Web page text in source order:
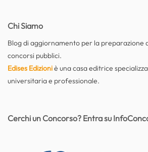
Chi Siamo
Blog di aggiornamento per la preparazione
concorsi pubblici.
Edises Edizioniè una casa editrice
universitaria e professionale.
Cerchi un Concorso? Entra su